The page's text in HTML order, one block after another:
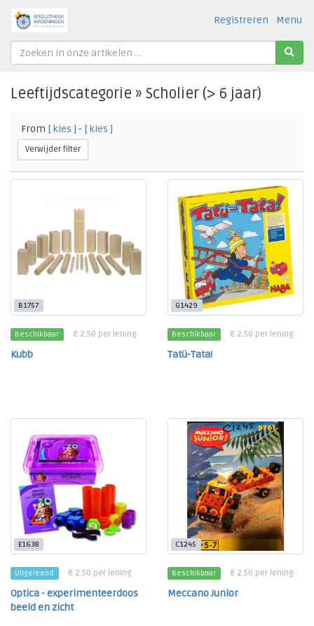
Menu
Registreren
Leeftijdscategorie » Scholier (> 6 jaar)
From [ kies ] - [ kies ]
Verwijder filter
B1757
Beschikbaar € 2.50 per lening
Kubb
G1429
Beschikbaar € 2.50 per lening
Tatü-Tata!
E1638
Uitgeleend € 2.50 per lening
Optica - experimenteerdoos
beeld en zicht
C1245
Beschikbaar € 2.50 per lening
Meccano Junior